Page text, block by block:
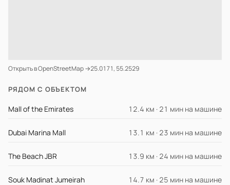
Открыть в OpenStreetMap →25.0171, 55.2529
РЯДОМ С ОБЪЕКТОМ
Mall of the Emirates 12.4 км · 21 мин на машине
Dubai Marina Mall 13.1 км · 23 мин на машине
The Beach JBR 13.9 км · 24 мин на машине
Souk Madinat Jumeirah 14.7 км · 25 мин на машине